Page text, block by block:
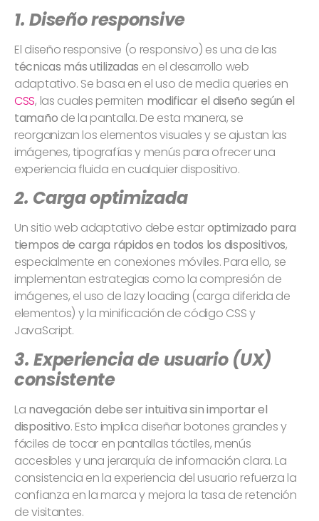
1. Diseño responsive
El diseño responsive (o responsivo) es una de las
técnicas más utilizadas en el desarrollo web
adaptativo. Se basa en el uso de media queries en
CSS, las cuales permiten modificar el diseño según el
tamaño de la pantalla. De esta manera, se
reorganizan los elementos visuales y se ajustan las
imágenes, tipografías y menús para ofrecer una
experiencia fluida en cualquier dispositivo.
2. Carga optimizada
Un sitio web adaptativo debe estaroptimizado para
tiempos de carga rápidos en todos los dispositivos,
especialmente en conexiones móviles. Para ello, se
implementan estrategias como la compresión de
imágenes, el uso de lazy loading (carga diferida de
elementos) y la minificación de código CSS y
JavaScript.
3. Experiencia de usuario (UX)
consistente
La navegación debe ser intuitiva sin importar el
dispositivo. Esto implica diseñar botones grandes y
fáciles de tocar en pantallas táctiles, menús
accesibles y una jerarquía de información clara. La
consistencia en la experiencia del usuario refuerza la
confianza en la marca y mejora la tasa de retención
de visitantes.